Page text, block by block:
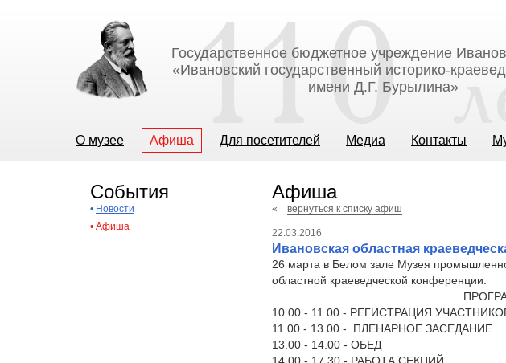
Государственное бюджетное учреждение
«Ивановский государственный историко-
имени Д.Г. Бурылина»
О музее Афиша Для посетителей Медиа Контакты
События
• Новости
• Афиша
Афиша
« вернуться к списку афиш
22.03.2016
Ивановская областная
26 марта в Белом зале Музея
областной краеведческой конференции.
10.00 - 11.00 - РЕГИСТРАЦИЯ
11.00 - 13.00 - ПЛЕНАРНОЕ ЗАСЕДАНИЕ
13.00 - 14.00 - ОБЕД